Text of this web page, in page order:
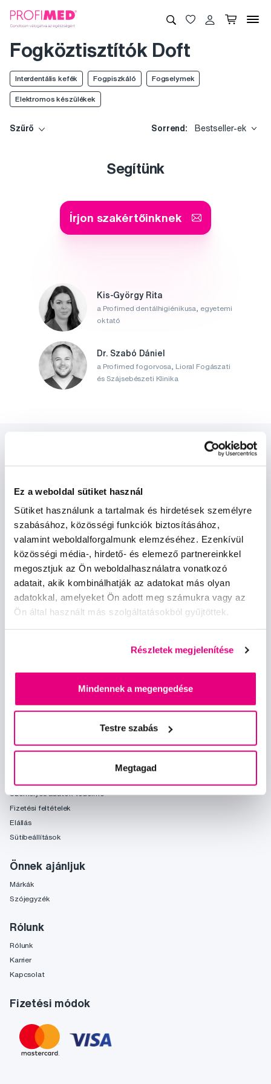
Ez a weboldal sütiket használ
Sütiket használunk a tartalmak és hirdetések személyre
szabásához, közösségi funkciók biztosításához,
valamint weboldalforgalmunk elemzéséhez. Ezenkívül
közösségi média-, hirdető- és elemező partnereinkkel
megosztjuk az Ön weboldalhasználatra vonatkozó
adatait, akik kombinálhatják az adatokat más olyan
adatokkal, amelyeket Ön adott meg számukra vagy az
Ön által használt más szolgáltatásokból gyűjtöttek.
Részletek megjelenítése
Mindennek a megengedése
Testre szabás
Megtagad
Fogköztisztítók Doft
Interdentális kefék Fogpiszkáló Fogselymek
Elektromos készülékek
Szűrő Sorrend: Bestseller-ek
Segítünk
Írjon szakértőinknek
Kis-György Rita
a Profimed dentálhigiénikusa, egyetemi
oktató
Dr. Szabó Dániel
a Profimed fogorvosa, Lioral Fogászati
és Szájsebészeti Klinika
A vásárlás menete
Személyes adatok védelme
Fizetési feltételek
Elállás
Sütibeállítások
Önnek ajánljuk
Márkák
Szójegyzék
Rólunk
Rólunk
Karrier
Kapcsolat
Fizetési módok
Hírek és ajánlatok
Iratkozz fel
Szeretnék tájékoztatást kapni a hírekről és ajánlatokról és
egyetértek a személyes adataim feldolgozásával.